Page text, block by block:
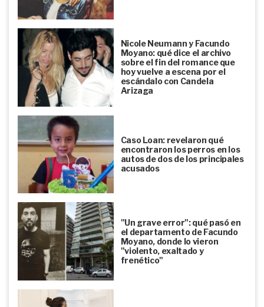
Nicole Neumann y Facundo
Moyano: qué dice el archivo
sobre el fin del romance que
hoy vuelve a escena por el
escándalo con Candela
Arizaga
Caso Loan: revelaron qué
encontraron los perros en los
autos de dos de los principales
acusados
"Un grave error": qué pasó en
el departamento de Facundo
Moyano, donde lo vieron
"violento, exaltado y
frenético"